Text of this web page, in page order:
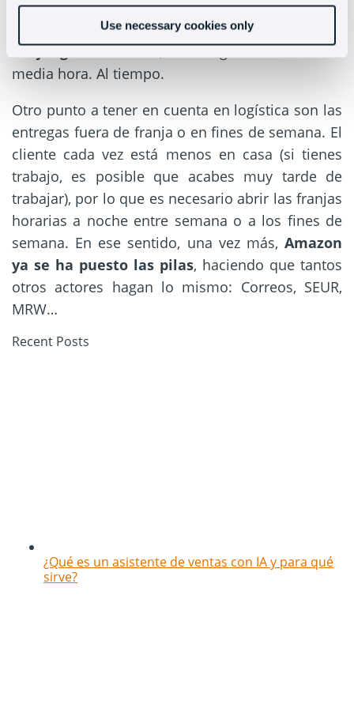
Use necessary cookies only
en ciudad con una media de 37 minutos. Una
auténtica locura que nos llevará,cuando entren
en juego los drones, a entregas en menos de
media hora. Al tiempo.
Otro punto a tener en cuenta en logística son las
entregas fuera de franja o en fines de semana. El
cliente cada vez está menos en casa (si tienes
trabajo, es posible que acabes muy tarde de
trabajar), por lo que es necesario abrir las franjas
horarias a noche entre semana o a los fines de
semana. En ese sentido, una vez más, Amazon
ya se ha puesto las pilas, haciendo que tantos
otros actores hagan lo mismo: Correos, SEUR,
MRW…
Recent Posts
¿Qué es un asistente de ventas con IA y para qué
sirve?